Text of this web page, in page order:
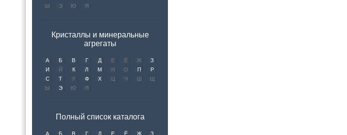
Ы
Э Ю Я
Кристаллы и минеральные
агрегаты
А Б В Г Д Е Ё Ж
З
И
Й К Л М Н О П
Р
С
Т У Ф Х Ц Ч Ш
Щ
Ы
Э Ю Я
Полный список каталога
А Б В Г Д Е Ё Ж
З